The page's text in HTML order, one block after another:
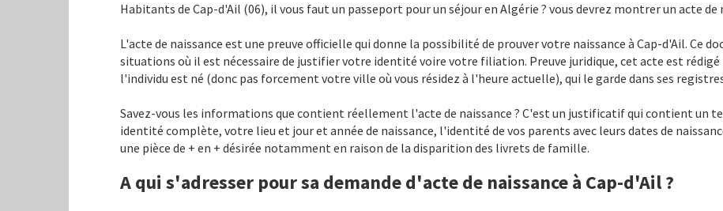
Habitants de Cap-d'Ail (06), il vous faut un passeport pour un séjour en Algérie ? vous devrez montrer un acte de
L'acte de naissance est une preuve officielle qui donne la possibilité de prouver votre naissance à Cap-d'Ail. Ce
situations où il est nécessaire de justifier votre identité voire votre filiation. Preuve juridique, cet acte est rédigé
l'individu est né (donc pas forcement votre ville où vous résidez à l'heure actuelle), qui le garde dans ses
Savez-vous les informations que contient réellement l'acte de naissance ? C'est un justificatif qui contient un
identité complète, votre lieu et jour et année de naissance, l'identité de vos parents avec leurs dates de
une pièce de + en + désirée notamment en raison de la disparition des livrets de famille.
A qui s'adresser pour sa demande d'acte de naissance à Cap-d'Ail ?